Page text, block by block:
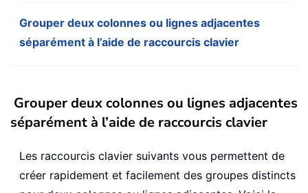
Grouper deux colonnes ou lignes adjacentes
séparément à l’aide de raccourcis clavier
Grouper deux colonnes ou lignes adjacentes
séparément à l’aide de raccourcis clavier
Les raccourcis clavier suivants vous permettent de
créer rapidement et facilement des groupes distincts